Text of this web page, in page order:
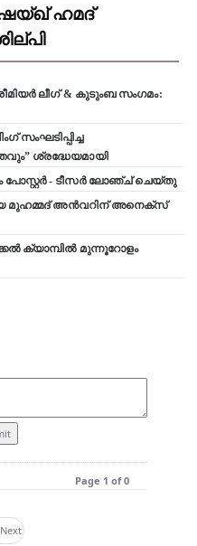
ഹമദ്
ലീഗ് & കുടുംബ സംഗമം:
സംഘടിപ്പിച്ച
ശ്രദ്ധേയമായി
പോസ്റ്റർ - ടീസർ ലോഞ്ച് ചെയ്തു
മുഹമ്മദ് അൻവറിന് അനെക്സ്
ക്യാമ്പിൽ മുന്നൂറോളം
Page 1 of 0
Next